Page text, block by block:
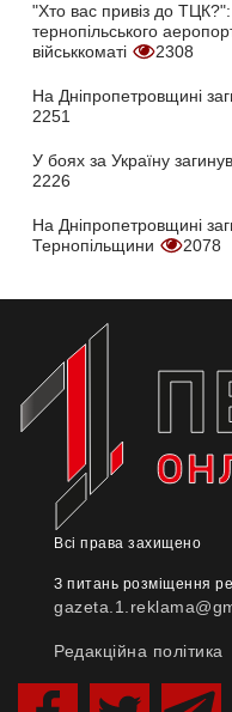
"Хто вас привіз до
тернопільського
військкоматі
2308
На Дніпропетровщині
2251
У боях за Україну
2226
На Дніпропетровщині
Тернопільщини
2078
Всі права захищено
З питань розміщення
Редакційна політика